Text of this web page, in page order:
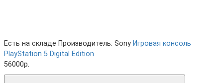
Есть на складе Производитель: Sony Игровая консоль
PlayStation 5 Digital Edition
56000р.